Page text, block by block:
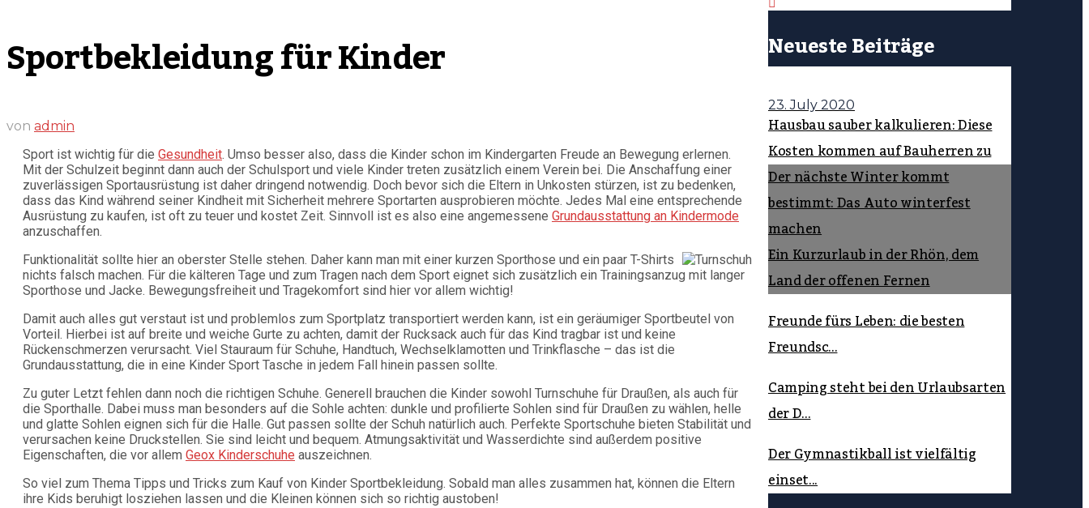
Sportbekleidung für Kinder
von admin
Sport ist wichtig für die Gesundheit. Umso besser also, dass die Kinder schon im Kindergarten Freude an Bewegung erlernen.
Mit der Schulzeit beginnt dann auch der Schulsport und viele Kinder treten zusätzlich einem Verein bei. Die Anschaffung einer
zuverlässigen Sportausrüstung ist daher dringend notwendig. Doch bevor sich die Eltern in Unkosten stürzen, ist zu bedenken,
dass das Kind während seiner Kindheit mit Sicherheit mehrere Sportarten ausprobieren möchte. Jedes Mal eine entsprechende
Ausrüstung zu kaufen, ist oft zu teuer und kostet Zeit. Sinnvoll ist es also eine angemessene Grundausstattung an Kindermode
anzuschaffen.
Funktionalität sollte hier an oberster Stelle stehen. Daher kann man mit einer kurzen Sporthose und ein paar T-Shirts
nichts falsch machen. Für die kälteren Tage und zum Tragen nach dem Sport eignet sich zusätzlich ein Trainingsanzug mit langer
Sporthose und Jacke. Bewegungsfreiheit und Tragekomfort sind hier vor allem wichtig!
Damit auch alles gut verstaut ist und problemlos zum Sportplatz transportiert werden kann, ist ein geräumiger Sportbeutel von
Vorteil. Hierbei ist auf breite und weiche Gurte zu achten, damit der Rucksack auch für das Kind tragbar ist und keine
Rückenschmerzen verursacht. Viel Stauraum für Schuhe, Handtuch, Wechselklamotten und Trinkflasche – das ist die
Grundausstattung, die in eine Kinder Sport Tasche in jedem Fall hinein passen sollte.
Zu guter Letzt fehlen dann noch die richtigen Schuhe. Generell brauchen die Kinder sowohl Turnschuhe für Draußen, als auch für
die Sporthalle. Dabei muss man besonders auf die Sohle achten: dunkle und profilierte Sohlen sind für Draußen zu wählen, helle
und glatte Sohlen eignen sich für die Halle. Gut passen sollte der Schuh natürlich auch. Perfekte Sportschuhe bieten Stabilität und
verursachen keine Druckstellen. Sie sind leicht und bequem. Atmungsaktivität und Wasserdichte sind außerdem positive
Eigenschaften, die vor allem Geox Kinderschuhe auszeichnen.
So viel zum Thema Tipps und Tricks zum Kauf von Kinder Sportbekleidung. Sobald man alles zusammen hat, können die Eltern
ihre Kids beruhigt losziehen lassen und die Kleinen können sich so richtig austoben!
Neueste Beiträge
23. July 2020
Hausbau sauber kalkulieren: Diese
Kosten kommen auf Bauherren zu
Der nächste Winter kommt
bestimmt: Das Auto winterfest
machen
Ein Kurzurlaub in der Rhön, dem
Land der offenen Fernen
Freunde fürs Leben: die besten
Freundsc...
Camping steht bei den Urlaubsarten
der D...
Der Gymnastikball ist vielfältig
einset...